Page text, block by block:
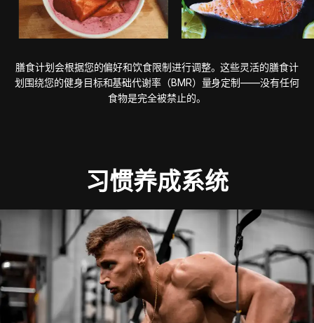
膳食计划会根据您的偏好和饮食限制进行调整。这些灵活的膳食计
划围绕您的健身目标和基础代谢率（BMR）量身定制——没有任何
食物是完全被禁止的。
习惯养成系统